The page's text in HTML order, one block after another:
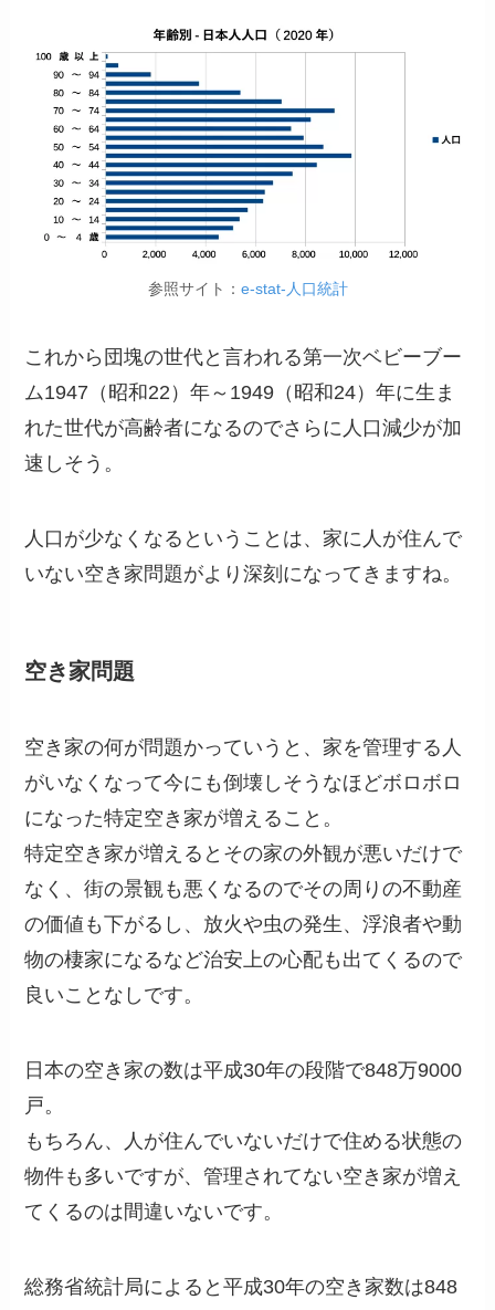
参照サイト： e-stat-人口統計
これから団塊の世代と言われる第一次ベビーブー
ム1947（昭和22）年～1949（昭和24）年に生ま
れた世代が高齢者になるのでさらに人口減少が加
速しそう。
人口が少なくなるということは、家に人が住んで
いない空き家問題がより深刻になってきますね。
空き家問題
空き家の何が問題かっていうと、家を管理する人
がいなくなって今にも倒壊しそうなほどボロボロ
になった特定空き家が増えること。
特定空き家が増えるとその家の外観が悪いだけで
なく、街の景観も悪くなるのでその周りの不動産
の価値も下がるし、放火や虫の発生、浮浪者や動
物の棲家になるなど治安上の心配も出てくるので
良いことなしです。
日本の空き家の数は平成30年の段階で848万9000
戸。
もちろん、人が住んでいないだけで住める状態の
物件も多いですが、管理されてない空き家が増え
てくるのは間違いないです。
総務省統計局によると平成30年の空き家数は848